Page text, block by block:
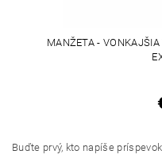
MANŽETA - VONKAJŠIA
Buďte prvý, kto napíše